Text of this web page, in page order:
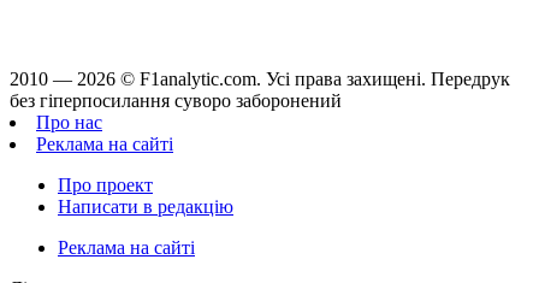
2010 — 2026 © F1analytic.com. Усi права захищенi. Передрук
без гіперпосилання суворо заборонений
Про нас
Реклама на сайті
Про проект
Написати в редакцію
Реклама на сайті